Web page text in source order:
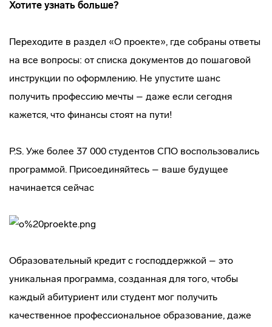
Хотите узнать больше?
Переходите в раздел «О проекте», где собраны ответы
на все вопросы: от списка документов до пошаговой
инструкции по оформлению. Не упустите шанс
получить профессию мечты – даже если сегодня
кажется, что финансы стоят на пути!
P.S. Уже более 37 000 студентов СПО воспользовались
программой. Присоединяйтесь – ваше будущее
начинается сейчас
Образовательный кредит с господдержкой – это
уникальная программа, созданная для того, чтобы
каждый абитуриент или студент мог получить
качественное профессиональное образование, даже